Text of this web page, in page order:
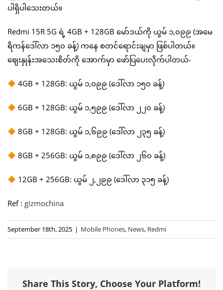
ပါရှိပါသေးတယ်။
Redmi 15R 5G ရဲ့ 4GB + 128GB မော်ဒယ်ကို ယွမ် ၁,၀၉၉ (အမေ
ရိကန်ဒေါ်လာ ၁၅၀ ခန့်) ကနေ စတင်ရောင်းချမှာ ဖြစ်ပါတယ်။
ဈေးနှုန်းအသေးစိတ်ကို အောက်မှာ ဖော်ပြပေးလိုက်ပါတယ်-
4GB + 128GB: ယွမ် ၁,၀၉၉ (ဒေါ်လာ ၁၅၀ ခန့်)
6GB + 128GB: ယွမ် ၁,၅၉၉ (ဒေါ်လာ ၂၂၀ ခန့်)
8GB + 128GB: ယွမ် ၁,၆၉၉ (ဒေါ်လာ ၂၃၅ ခန့်)
8GB + 256GB: ယွမ် ၁,၈၉၉ (ဒေါ်လာ ၂၆၀ ခန့်)
12GB + 256GB: ယွမ် ၂,၂၉၉ (ဒေါ်လာ ၃၁၅ ခန့်)
Ref : gizmochina
September 18th, 2025 | Mobile Phones, News, Redmi
Share This Story, Choose Your Platform!